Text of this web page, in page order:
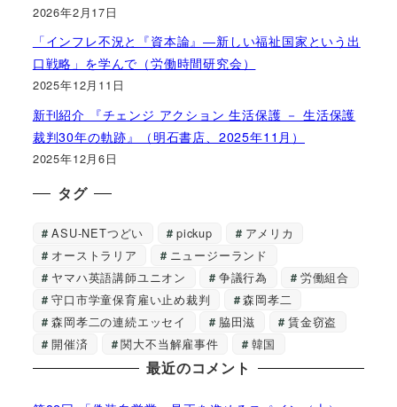
2026年2月17日
「インフレ不況と『資本論』―新しい福祉国家という出
口戦略」を学んで（労働時間研究会）
2025年12月11日
新刊紹介 『チェンジ アクション 生活保護 － 生活保護
裁判30年の軌跡』（明石書店、2025年11月）
2025年12月6日
タグ
ASU-NETつどい pickup
アメリカ
オーストラリア
ニュージーランド
ヤマハ英語講師ユニオン
争議行為
労働組合
守口市学童保育雇い止め裁判
森岡孝二
森岡孝二の連続エッセイ
脇田滋
賃金窃盗
開催済
関大不当解雇事件 韓国
最近のコメント